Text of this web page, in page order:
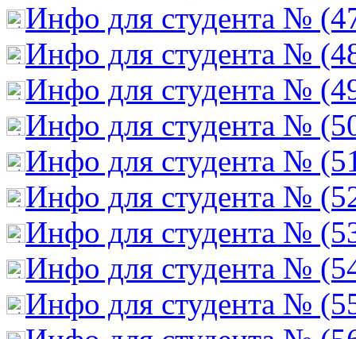
Инфо для студента №
Инфо для студента №
Инфо для студента №
Инфо для студента №
Инфо для студента №
Инфо для студента №
Инфо для студента №
Инфо для студента №
Инфо для студента №